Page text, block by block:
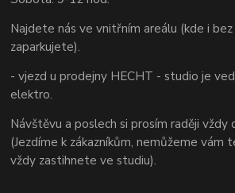
Najdete nás ve vnitřním areálu (kde i
zaparkujete).
- vjezd u prodejny HECHT - studio je
elektro.
Návštěvu a poslech si prosím raději
(Jezdíme k zákazníkům, nemůžeme vám
vždy zastihnete ve studiu).